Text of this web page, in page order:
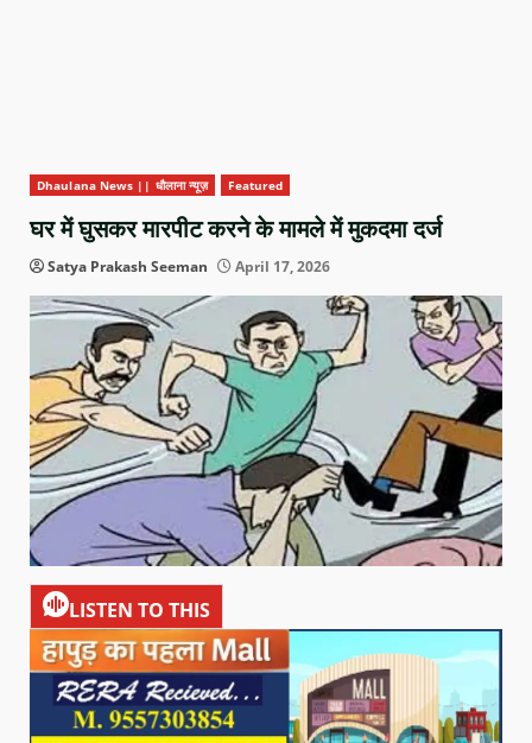
Dhaulana News || धौलाना न्यूज़ Featured
घर में घुसकर मारपीट करने के मामले में मुकदमा दर्ज
Satya Prakash Seeman April 17, 2026
LISTEN TO THIS